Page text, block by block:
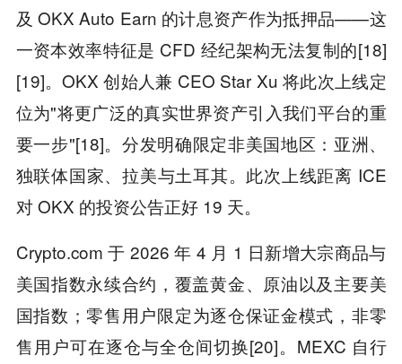
及 OKX Auto Earn 的计息资产作为抵押品——这
一资本效率特征是 CFD 经纪架构无法复制的[18]
[19]。OKX 创始人兼 CEO Star Xu 将此次上线定
位为"将更广泛的真实世界资产引入我们平台的重
要一步"[18]。分发明确限定非美国地区：亚洲、
独联体国家、拉美与土耳其。此次上线距离 ICE
对 OKX 的投资公告正好 19 天。
Crypto.com 于 2026 年 4 月 1 日新增大宗商品与
美国指数永续合约，覆盖黄金、原油以及主要美
国指数；零售用户限定为逐仓保证金模式，非零
售用户可在逐仓与全仓间切换[20]。MEXC 自行